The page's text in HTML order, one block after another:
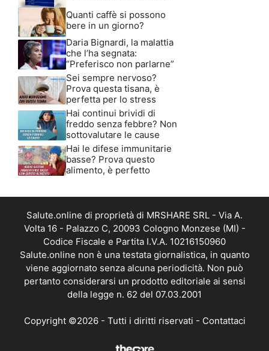
Quanti caffè si possono
bere in un giorno?
Daria Bignardi, la malattia
che l’ha segnata:
“Preferisco non parlarne”
Sei sempre nervoso?
Prova questa tisana, è
perfetta per lo stress
Hai continui brividi di
freddo senza febbre? Non
sottovalutare le cause
Hai le difese immunitarie
basse? Prova questo
alimento, è perfetto
Salute.online di proprietà di MRSHARE SRL - Via A.
Volta 16 - Palazzo C, 20093 Cologno Monzese (MI) -
Codice Fiscale e Partita I.V.A. 10216150960
Salute.online non è una testata giornalistica, in quanto
viene aggiornato senza alcuna periodicità. Non può
pertanto considerarsi un prodotto editoriale ai sensi
della legge n. 62 del 07.03.2001
Copyright ©2026 - Tutti i diritti riservati - Contattaci